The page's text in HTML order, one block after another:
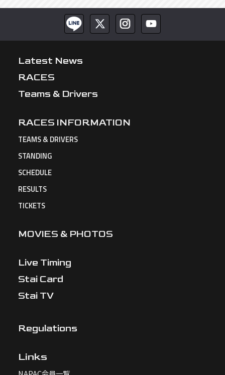
Latest News
RACES
Teams & Drivers
RACES INFORMATION
TEAMS & DRIVERS
STANDING
SCHEDULE
RESULTS
TICKETS
MOVIES & PHOTOS
Live Timing
Stai Card
Stai TV
Regulations
Links